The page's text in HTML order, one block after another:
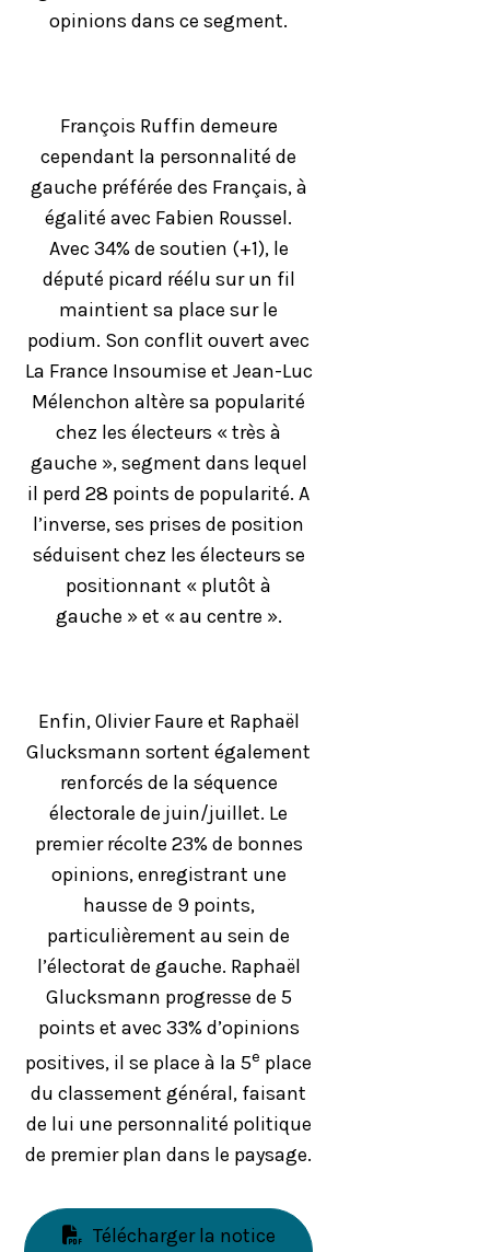
opinions dans ce segment.
François Ruffin demeure
cependant la personnalité de
gauche préférée des Français, à
égalité avec Fabien Roussel.
Avec 34% de soutien (+1), le
député picard réélu sur un fil
maintient sa place sur le
podium. Son conflit ouvert avec
La France Insoumise et Jean-Luc
Mélenchon altère sa popularité
chez les électeurs « très à
gauche », segment dans lequel
il perd 28 points de popularité. A
l’inverse, ses prises de position
séduisent chez les électeurs se
positionnant « plutôt à
gauche » et « au centre ».
Enfin, Olivier Faure et Raphaël
Glucksmann sortent également
renforcés de la séquence
électorale de juin/juillet. Le
premier récolte 23% de bonnes
opinions, enregistrant une
hausse de 9 points,
particulièrement au sein de
l’électorat de gauche. Raphaël
Glucksmann progresse de 5
points et avec 33% d’opinions
positives, il se place à la 5e place
du classement général, faisant
de lui une personnalité politique
de premier plan dans le paysage.
Télécharger la notice